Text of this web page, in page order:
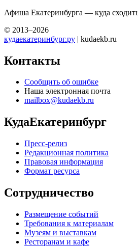
Афиша Екатеринбурга — куда
© 2013–2026
кудаекатеринбург.ру | kudaekb.ru
Контакты
Сообщить об ошибке
Наша электронная почта
mailbox@kudaekb.ru
КудаЕкатеринбург
Пресс-релиз
Редакционная политика
Правовая информация
Формат ресурса
Сотрудничество
Размещение событий
Требования к материалам
Музеям и выставкам
Ресторанам и кафе